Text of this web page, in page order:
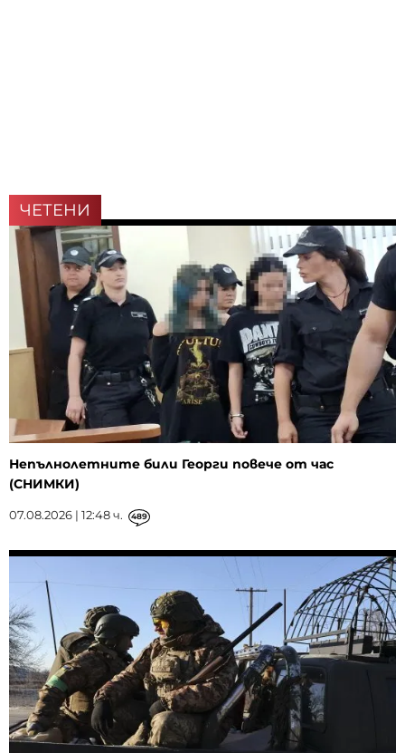
ЧЕТЕНИ
Непълнолетните били Георги повече от час
(СНИМКИ)
07.08.2026 | 12:48 ч. 489